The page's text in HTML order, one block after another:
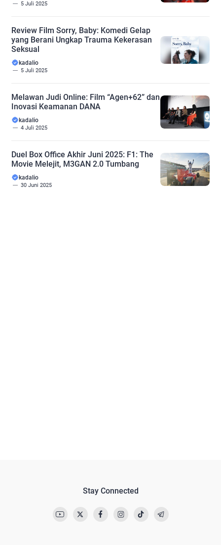
5 Juli 2025
Review Film Sorry, Baby: Komedi Gelap
yang Berani Ungkap Trauma Kekerasan
Seksual
kadalio
5 Juli 2025
Melawan Judi Online: Film “Agen+62” dan
Inovasi Keamanan DANA
kadalio
4 Juli 2025
Duel Box Office Akhir Juni 2025: F1: The
Movie Melejit, M3GAN 2.0 Tumbang
kadalio
30 Juni 2025
Stay Connected